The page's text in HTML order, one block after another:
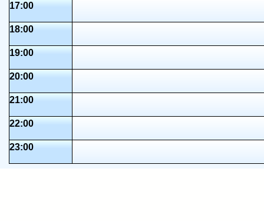
17:00
18:00
19:00
20:00
21:00
22:00
23:00